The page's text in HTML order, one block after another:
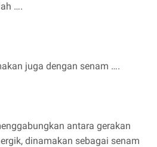
….
juga dengan senam ….
antara gerakan
dinamakan sebagai senam